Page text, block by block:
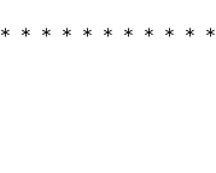
＊＊＊＊＊＊＊＊＊＊